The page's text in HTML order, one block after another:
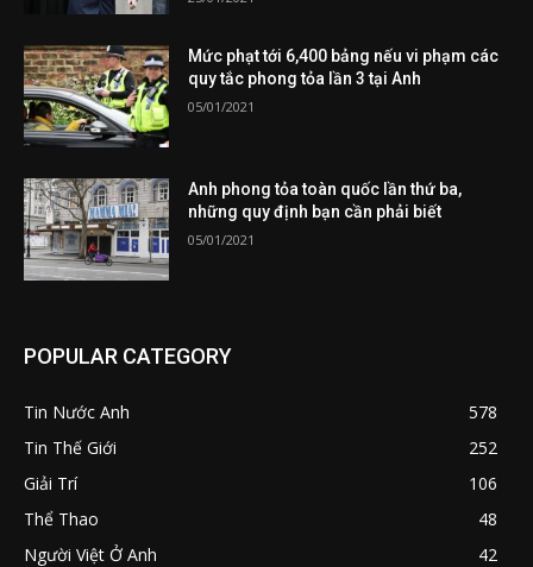
Mức phạt tới 6,400 bảng nếu vi phạm các
quy tắc phong tỏa lần 3 tại Anh
05/01/2021
Anh phong tỏa toàn quốc lần thứ ba,
những quy định bạn cần phải biết
05/01/2021
POPULAR CATEGORY
Tin Nước Anh
578
Tin Thế Giới
252
Giải Trí
106
Thể Thao
48
Người Việt Ở Anh
42